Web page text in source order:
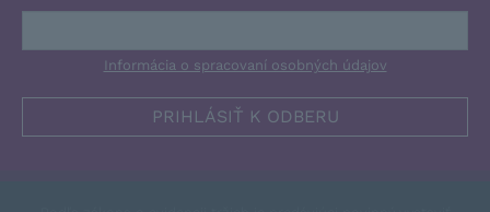
Informácia o spracovaní osobných údajov